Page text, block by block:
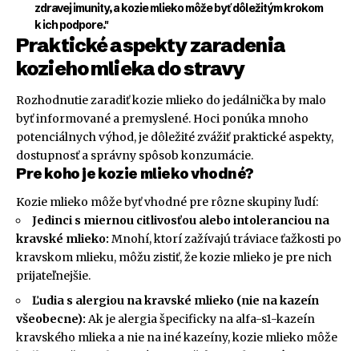
zdravej imunity, a kozie mlieko môže byť dôležitým krokom
k ich podpore."
Praktické aspekty zaradenia
kozieho mlieka do stravy
Rozhodnutie zaradiť kozie mlieko do jedálnička by malo
byť informované a premyslené. Hoci ponúka mnoho
potenciálnych výhod, je dôležité zvážiť praktické aspekty,
dostupnosť a správny spôsob konzumácie.
Pre koho je kozie mlieko vhodné?
Kozie mlieko môže byť vhodné pre rôzne skupiny ľudí:
Jedinci s miernou citlivosťou alebo intoleranciou na
kravské mlieko: Mnohí, ktorí zažívajú tráviace ťažkosti po
kravskom mlieku, môžu zistiť, že kozie mlieko je pre nich
prijateľnejšie.
Ľudia s alergiou na kravské mlieko (nie na kazeín
všeobecne): Ak je alergia špecificky na alfa-s1-kazeín
kravského mlieka a nie na iné kazeíny, kozie mlieko môže